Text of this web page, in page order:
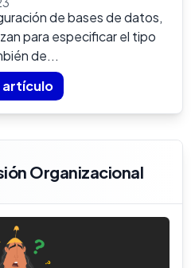
de bases de datos,
para especificar el tipo
de...
artículo
Organizacional